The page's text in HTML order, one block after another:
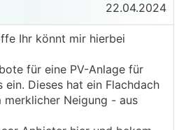
22.04.2024
Ihr könnt mir hierbei
für eine PV-Anlage für
ein. Dieses hat ein Flachdach
merklicher Neigung - aus